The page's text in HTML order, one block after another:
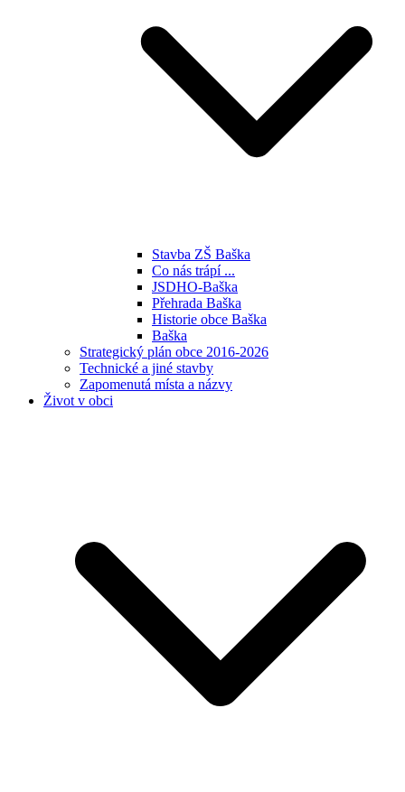
Stavba ZŠ Baška
Co nás trápí ...
JSDHO-Baška
Přehrada Baška
Historie obce Baška
Baška
Strategický plán obce 2016-2026
Technické a jiné stavby
Zapomenutá místa a názvy
Život v obci